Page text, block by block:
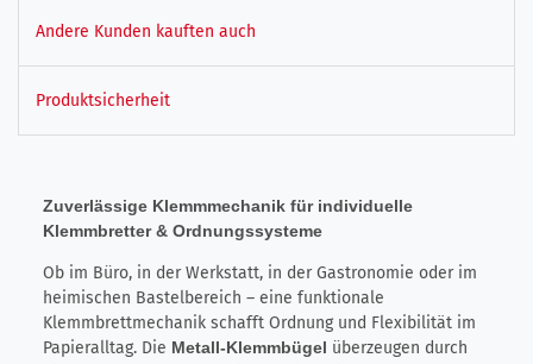
Andere Kunden kauften auch
Produktsicherheit
Zuverlässige Klemmmechanik für individuelle
Klemmbretter & Ordnungssysteme
Ob im Büro, in der Werkstatt, in der Gastronomie oder im
heimischen Bastelbereich – eine funktionale
Klemmbrettmechanik schafft Ordnung und Flexibilität im
Papieralltag. Die Metall-Klemmbügel überzeugen durch